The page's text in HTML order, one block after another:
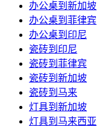
办公桌到新加坡
办公桌到菲律宾
办公桌到印尼
瓷砖到印尼
瓷砖到菲律宾
瓷砖到新加坡
瓷砖到马来
灯具到新加坡
灯具到马来西亚